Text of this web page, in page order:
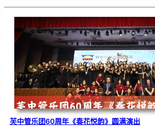
生
参
2
0
2
6
年
亚
洲科
芙中管乐团60周年《奏花悦韵》圆满演出